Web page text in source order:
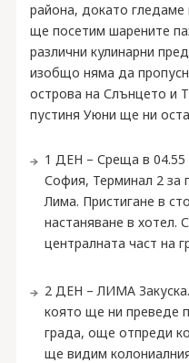
района, докато
ще посетим шарените
различни кулинарни
изобщо няма да
острова на Слънцето и
пустиня Уюни ще ни
1 ДЕН – Среща в 04.55
София, Терминал 2 за
Лима. Пристигане в
настаняване в хотел.
централната част на
2 ДЕН – ЛИМА
която ще ни преведе
града, още отпреди
ще видим